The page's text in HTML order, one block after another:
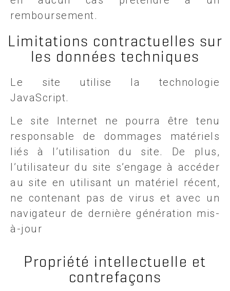
remboursement.
Limitations contractuelles sur
les données techniques
Le site utilise la technologie
JavaScript.
Le site Internet ne pourra être tenu
responsable de dommages matériels
liés à l’utilisation du site. De plus,
l’utilisateur du site s’engage à accéder
au site en utilisant un matériel récent,
ne contenant pas de virus et avec un
navigateur de dernière génération mis-
à-jour
Propriété intellectuelle et
contrefaçons